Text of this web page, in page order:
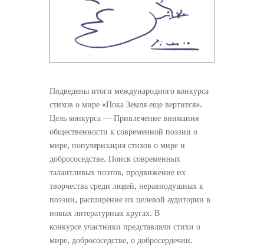
Подведены итоги международного конкурса
стихов о мире «Пока Земля еще вертится».
Цель конкурса — Привлечение внимания
общественности к современной поэзии о
мире, популяризация стихов о мире и
добрососедстве. Поиск современных
талантливых поэтов, продвижение их
творчества среди людей, неравнодушных к
поэзии, расширение их целевой аудитории в
новых литературных кругах. В
конкурсе участники представляли стихи о
мире, добрососедстве, о добросердечии.